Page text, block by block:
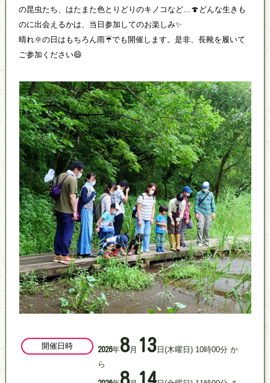
の昆虫たち、はたまた色とりどりのキノコなど…🍄どんな生きも
のに出会えるかは、当日参加してのお楽しみ✨
晴れ🌞の日はもちろん雨☔でも開催します。是非、長靴を履いて
ご参加ください😄
開催日時 2026年8月 13 日(木曜日) 10時00分 か
ら
8 14